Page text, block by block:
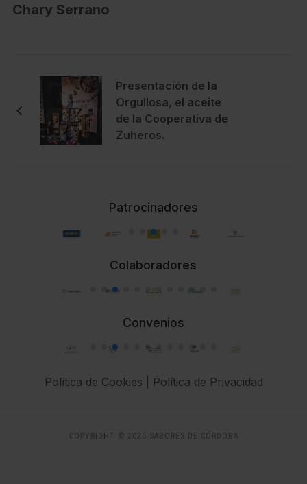
Chary Serrano
Presentación de la
Orgullosa, el aceite
de la Cooperativa de
Zuheros.
Patrocinadores
Colaboradores
Convenios
Política de Cookies Política de Privacidad
COPYRIGHT © 2026 SABORES DE CÓRDOBA